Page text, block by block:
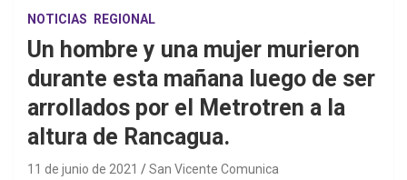
NOTICIAS REGIONAL
Un hombre y una mujer murieron
durante esta mañana luego de ser
arrollados por el Metrotren a la
altura de Rancagua.
11 de junio de 2021 San Vicente Comunica